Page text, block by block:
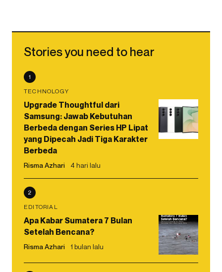
Stories you need to hear
1
TECHNOLOGY
Upgrade Thoughtful dari
Samsung: Jawab Kebutuhan
Berbeda dengan Series HP Lipat
yang Dipecah Jadi Tiga Karakter
Berbeda
Risma Azhari 4 hari lalu
2
EDITORIAL
Apa Kabar Sumatera 7 Bulan
Setelah Bencana?
Risma Azhari 1 bulan lalu